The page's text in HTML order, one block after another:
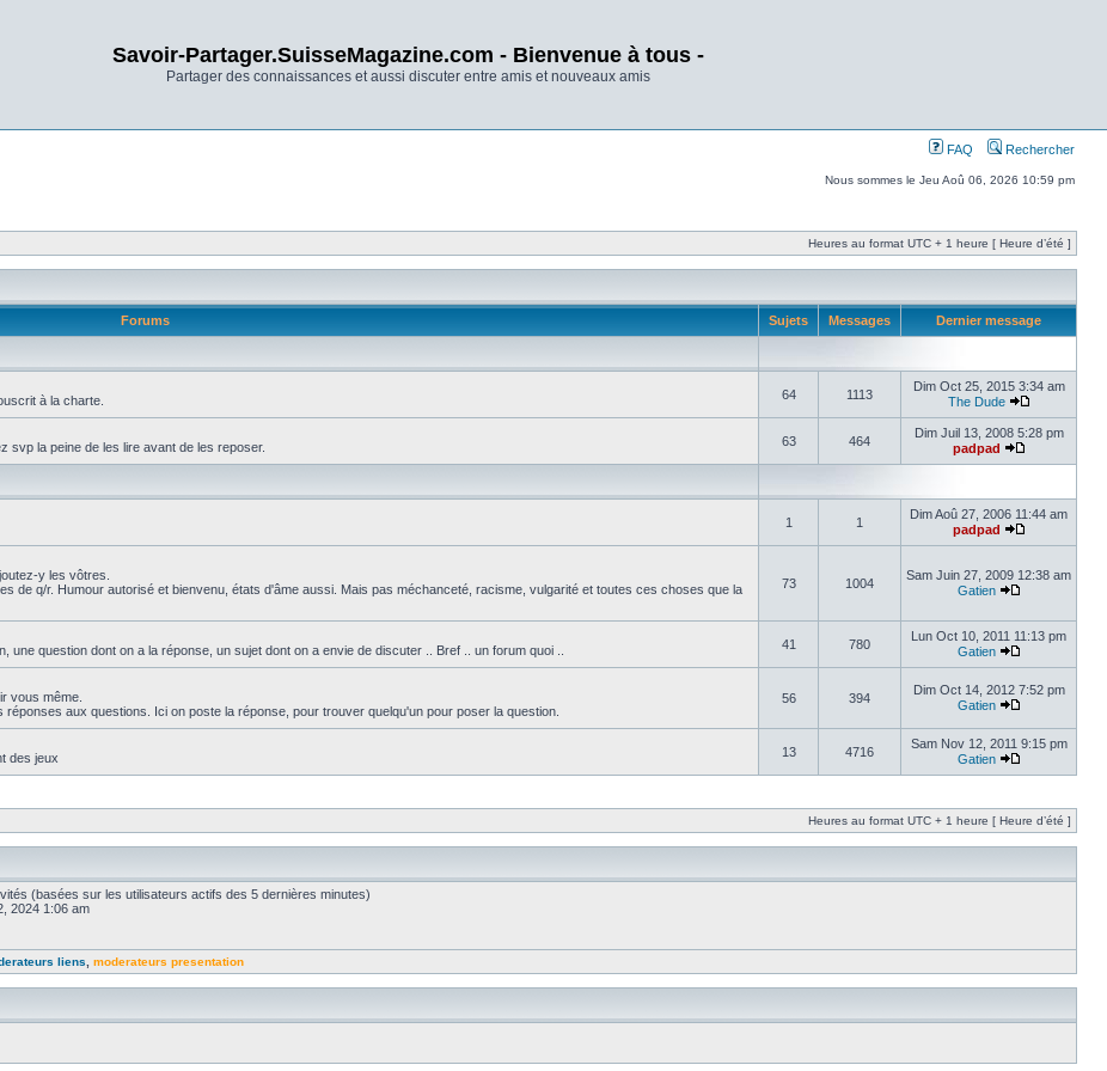
Savoir-Partager.SuisseMagazine.com - Bienvenue à tous -
Partager des connaissances et aussi discuter entre amis et nouveaux amis
FAQ Rechercher
Nous sommes le Jeu Aoû 06, 2026 10:59 pm
Heures au format UTC + 1 heure [ Heure d’été ]
Forums Sujets Messages Dernier message
à la charte. 64 1113
Dim Oct 25, 2015 3:34 am
The Dude
svp la peine de les lire avant de les reposer. 63 464
Dim Juil 13, 2008 5:28 pm
padpad
1 1
Dim Aoû 27, 2006 11:44 am
padpad
y les vôtres.
de q/r. Humour autorisé et bienvenu, états d'âme aussi. Mais pas méchanceté, racisme, vulgarité et toutes ces choses que la
73 1004
Sam Juin 27, 2009 12:38 am
Gatien
question dont on a la réponse, un sujet dont on a envie de discuter .. Bref .. un forum quoi .. 41 780
Lun Oct 10, 2011 11:13 pm
Gatien
vous même.
aux questions. Ici on poste la réponse, pour trouver quelqu'un pour poser la question.
56 394
Dim Oct 14, 2012 7:52 pm
Gatien
des jeux 13 4716
Sam Nov 12, 2011 9:15 pm
Gatien
Heures au format UTC + 1 heure [ Heure d’été ]
(basées sur les utilisateurs actifs des 5 dernières minutes)
2024 1:06 am
liens moderateurs presentation